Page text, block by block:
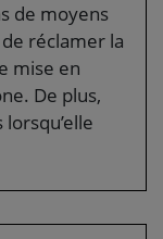
de moyens
réclamer la
mise en
De plus,